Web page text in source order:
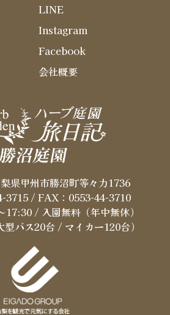
LINE
Instagram
Facebook
会社概要
県甲州市勝沼町等々力1736
3715/ FAX：0553-44-3710
17:30 / 入園無料（年中無休）
バス20台 / マイカー120台）